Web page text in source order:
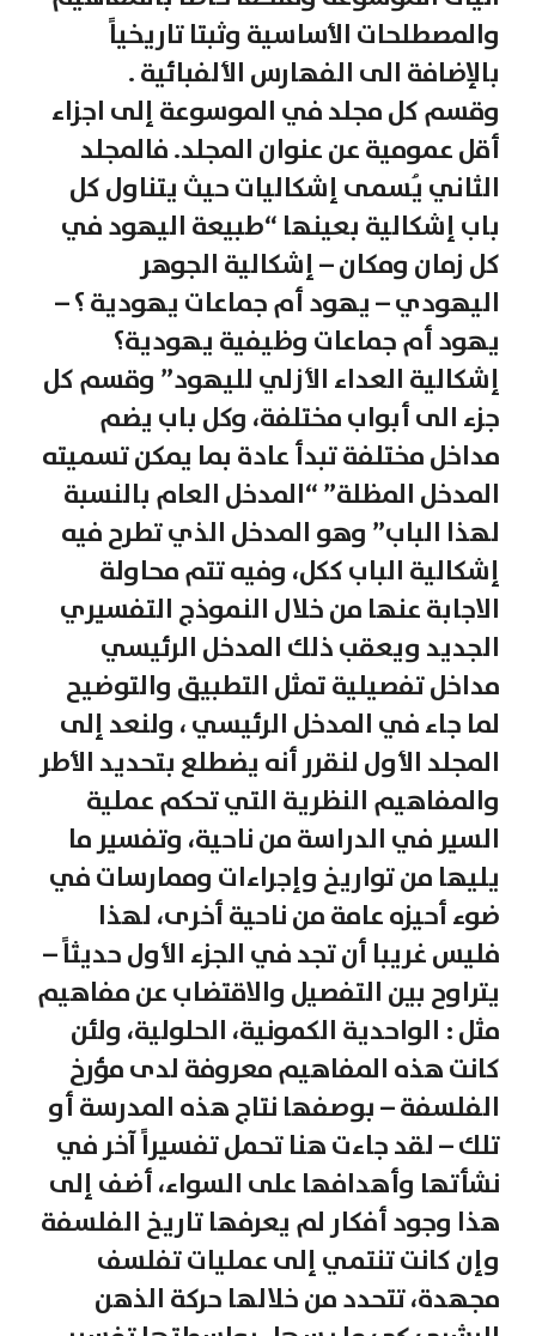
والمصطلحات الأساسية وثبتا تاريخياً
بالإضافة الى الفهارس الألفبائية .
وقسم كل مجلد في الموسوعة إلى اجزاء
أقل عمومية عن عنوان المجلد. فالمجلد
الثاني يُسمى إشكاليات حيث يتناول كل
باب إشكالية بعينها “طبيعة اليهود في
كل زمان ومكان – إشكالية الجوهر
اليهودي – يهود أم جماعات يهودية ؟ –
يهود أم جماعات وظيفية يهودية؟
إشكالية العداء الأزلي لليهود” وقسم كل
جزء الى أبواب مختلفة، وكل باب يضم
مداخل مختلفة تبدأ عادة بما يمكن تسميته
المدخل المظلة” “المدخل العام بالنسبة
لهذا الباب” وهو المدخل الذي تطرح فيه
إشكالية الباب ككل، وفيه تتم محاولة
الاجابة عنها من خلال النموذج التفسيري
الجديد ويعقب ذلك المدخل الرئيسي
مداخل تفصيلية تمثل التطبيق والتوضيح
لما جاء في المدخل الرئيسي ، ولنعد إلى
المجلد الأول لنقرر أنه يضطلع بتحديد الأطر
والمفاهيم النظرية التي تحكم عملية
السير في الدراسة من ناحية، وتفسير ما
يليها من تواريخ وإجراءات وممارسات في
ضوء أحيزه عامة من ناحية أخرى، لهذا
فليس غريبا أن تجد في الجزء الأول حديثاً –
يتراوح بين التفصيل والاقتضاب عن مفاهيم
مثل : الواحدية الكمونية، الحلولية، ولئن
كانت هذه المفاهيم معروفة لدى مؤرخ
الفلسفة – بوصفها نتاج هذه المدرسة أو
تلك – لقد جاءت هنا تحمل تفسيراً آخر في
نشأتها وأهدافها على السواء، أضف إلى
هذا وجود أفكار لم يعرفها تاريخ الفلسفة
وإن كانت تنتمي إلى عمليات تفلسف
مجهدة، تتحدد من خلالها حركة الذهن